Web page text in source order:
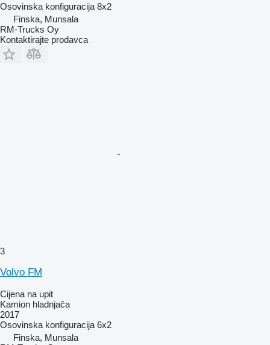
Osovinska konfiguracija 8x2
Finska, Munsala
RM-Trucks Oy
Kontaktirajte prodavca
3
Volvo FM
Cijena na upit
Kamion hladnjača
2017
Osovinska konfiguracija 6x2
Finska, Munsala